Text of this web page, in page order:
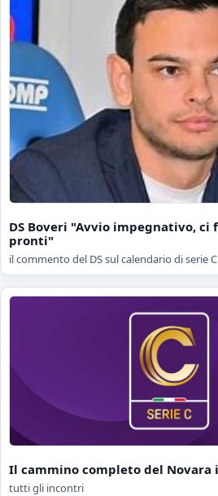
DS Boveri "Avvio impegnativo, ci
pronti"
il commento del DS sul calendario di serie C
Il cammino completo del Novara
tutti gli incontri